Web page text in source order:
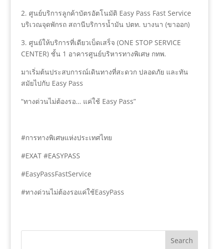
2. ศูนย์บริการลูกค้าบัตรอัตโนมัติ Easy Pass Fast Service
บริเวณจุดพักรถ สถานีบริการน้ำมัน ปตท. บางนา (ขาออก)
3. ศูนย์ให้บริการที่เดียวเบ็ดเสร็จ (ONE STOP SERVICE
CENTER) ชั้น 1 อาคารศูนย์บริหารทางพิเศษ กทพ.
มาเริ่มต้นประสบการณ์เดินทางที่สะดวก ปลอดภัย และทัน
สมัยไปกับ Easy Pass
“ทางด่วนไม่ต้องรอ… แค่ใช้ Easy Pass”
#การทางพิเศษแห่งประเทศไทย
#EXAT #EASYPASS
#EasyPassFastService
#ทางด่วนไม่ต้องรอแค่ใช้EasyPass
Search